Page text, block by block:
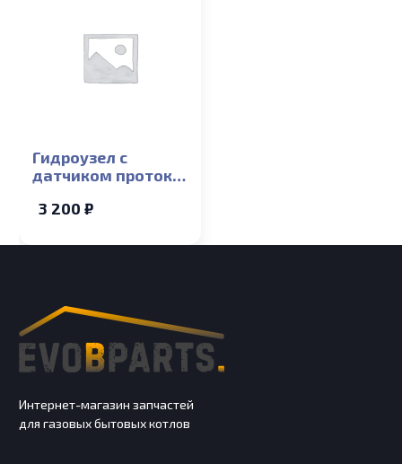
Гидроузел с
датчиком протока
подпитки Ferroli
3 200 ₽
Интернет-магазин запчастей
для газовых бытовых котлов